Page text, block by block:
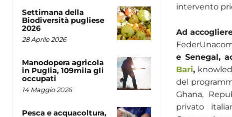
Settimana della
Biodiversità pugliese
2026
28 Aprile 2026
Manodopera agricola
in Puglia, 109mila gli
occupati
14 Maggio 2026
Pesca e acquacoltura,
intervento
Ad
e Senegal,
Bari,
del
Ghana,
privato